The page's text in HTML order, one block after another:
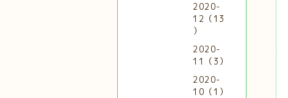
2020-
12（13
）
2020-
11（3）
2020-
10（1）